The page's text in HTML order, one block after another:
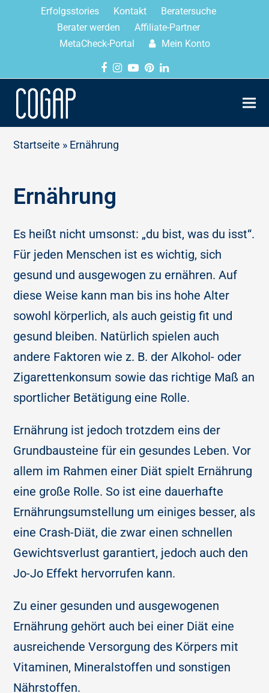
Erfolgsstories Kontakt
Beratersuche
Berater werden
Affiliate-Partner
MetaCheck-Portal
Mein Konto
Startseite » Ernährung
Ernährung
Es heißt nicht umsonst: „du bist, was du isst“.
Für jeden Menschen ist es wichtig, sich
gesund und ausgewogen zu ernähren. Auf
diese Weise kann man bis ins hohe Alter
sowohl körperlich, als auch geistig fit und
gesund bleiben. Natürlich spielen auch
andere Faktoren wie z. B. der Alkohol- oder
Zigarettenkonsum sowie das richtige Maß an
sportlicher Betätigung eine Rolle.
Ernährung ist jedoch trotzdem eins der
Grundbausteine für ein gesundes Leben. Vor
allem im Rahmen einer Diät spielt Ernährung
eine große Rolle. So ist eine dauerhafte
Ernährungsumstellung um einiges besser, als
eine Crash-Diät, die zwar einen schnellen
Gewichtsverlust garantiert, jedoch auch den
Jo-Jo Effekt hervorrufen kann.
Zu einer gesunden und ausgewogenen
Ernährung gehört auch bei einer Diät eine
ausreichende Versorgung des Körpers mit
Vitaminen, Mineralstoffen und sonstigen
Nährstoffen.